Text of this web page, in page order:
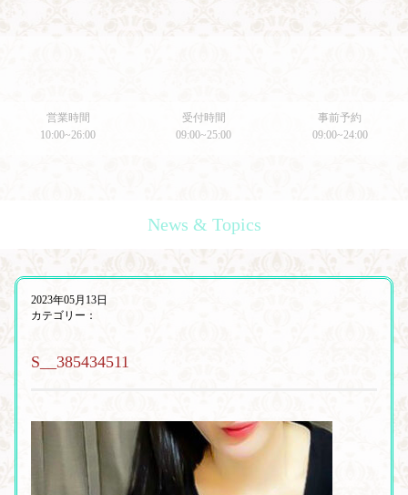
営業時間
10:00~26:00
受付時間
09:00~25:00
事前予約
09:00~24:00
News & Topics
2023年05月13日
カテゴリー：
S__385434511